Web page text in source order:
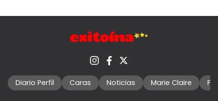
Diario Perfil Caras Noticias Marie Claire